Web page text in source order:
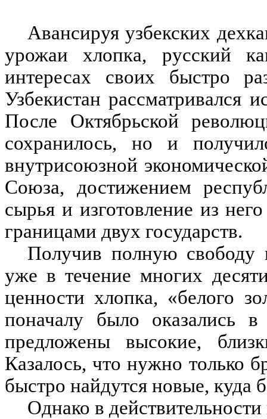
Авансируя узбекских
урожаи хлопка, русский
интересах своих быстро
Узбекистан рассматривался
После Октябрьской
сохранилось, но и
внутрисоюзной
Союза, достижением
сырья и изготовление из
границами двух государств.
Получив полную свободу
уже в течение многих
ценности хлопка, «белого
поначалу было оказались
предложены высокие,
Казалось, что нужно только
быстро найдутся новые, куда
Однако в